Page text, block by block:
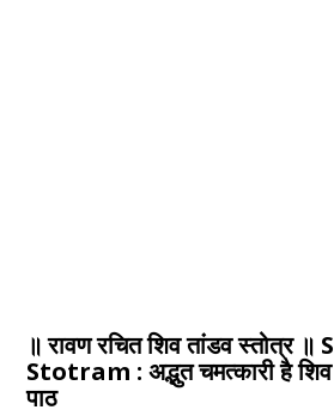
॥ रावण रचित शिव तांडव स्तोत्र
Stotram : अद्भुत चमत्कारी है शिव
पाठ